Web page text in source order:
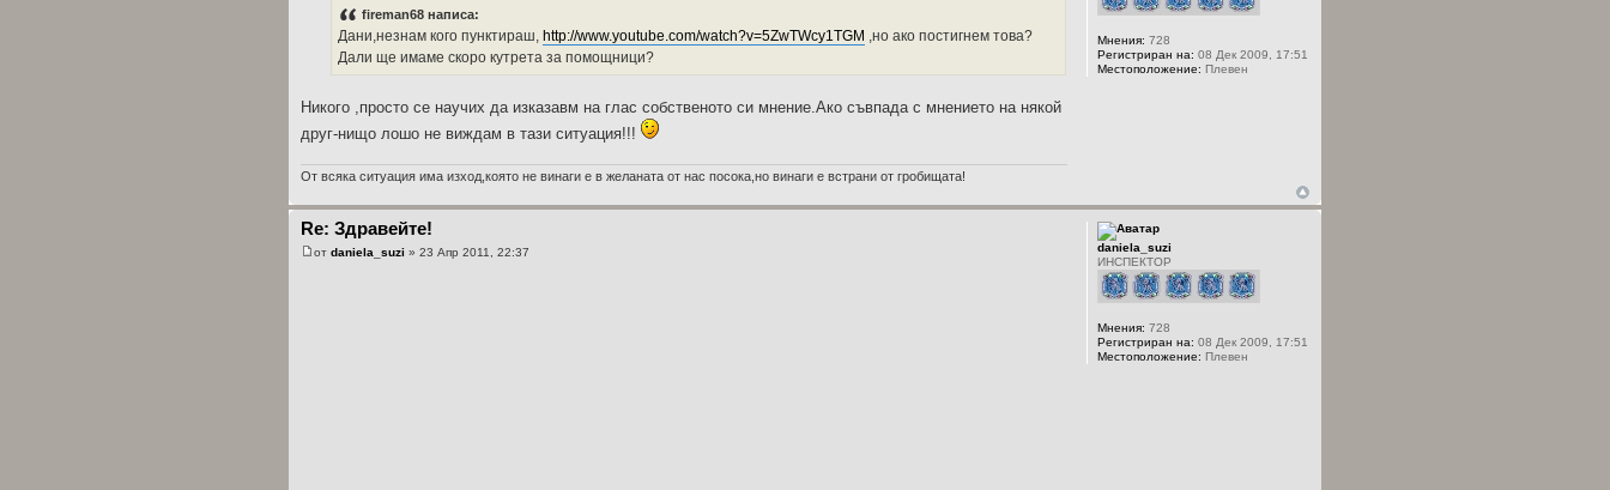
fireman68 написа:
Дани,незнам кого пунктираш, http://www.youtube.com/watch?v=5ZwTWcy1TGM ,но ако постигнем това?
Дали ще имаме скоро кутрета за помощници?
Никого ,просто се научих да изказавм на глас собственото си мнение.Ако съвпада с мнението на някой
друг-нищо лошо не виждам в тази ситуация!!!
От всяка ситуация има изход,която не винаги е в желаната от нас посока,но винаги е встрани от гробищата!
Мнения: 728
Регистриран на: 08 Дек 2009, 17:51
Местоположение: Плевен
Re: Здравейте!
от daniela_suzi » 23 Апр 2011, 22:37
daniela_suzi
ИНСПЕКТОР
Мнения: 728
Регистриран на: 08 Дек 2009, 17:51
Местоположение: Плевен